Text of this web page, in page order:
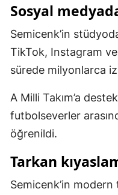
Sosyal
Semicenk’in
TikTok, Instagram
sürede milyonlarca
A Milli Takım’a
futbolseverler
öğrenildi.
Tarkan
Semicenk’in modern